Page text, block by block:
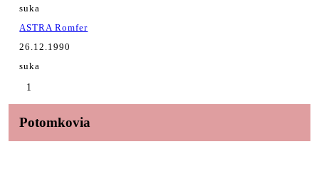
suka
ASTRA Romfer
26.12.1990
suka
1
Potomkovia